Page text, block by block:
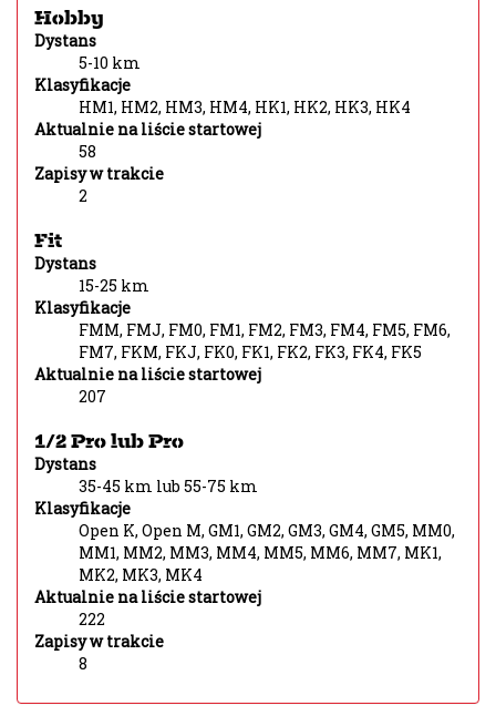
Hobby
Dystans
5-10 km
Klasyfikacje
HM1, HM2, HM3, HM4, HK1, HK2, HK3, HK4
Aktualnie na liście startowej
58
Zapisy w trakcie
2
Fit
Dystans
15-25 km
Klasyfikacje
FMM, FMJ, FM0, FM1, FM2, FM3, FM4, FM5, FM6,
FM7, FKM, FKJ, FK0, FK1, FK2, FK3, FK4, FK5
Aktualnie na liście startowej
207
1/2 Pro lub Pro
Dystans
35-45 km lub 55-75 km
Klasyfikacje
Open K, Open M, GM1, GM2, GM3, GM4, GM5, MM0,
MM1, MM2, MM3, MM4, MM5, MM6, MM7, MK1,
MK2, MK3, MK4
Aktualnie na liście startowej
222
Zapisy w trakcie
8